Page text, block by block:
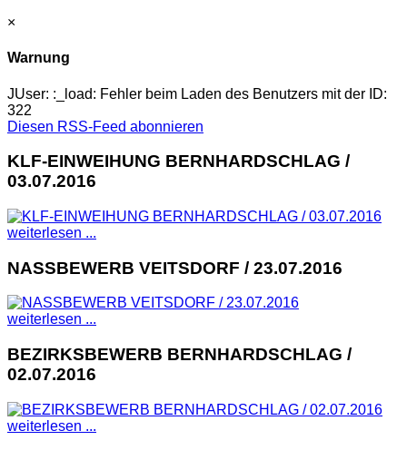
×
Warnung
JUser: :_load: Fehler beim Laden des Benutzers mit der ID:
322
Diesen RSS-Feed abonnieren
KLF-EINWEIHUNG BERNHARDSCHLAG /
03.07.2016
weiterlesen ...
NASSBEWERB VEITSDORF / 23.07.2016
weiterlesen ...
BEZIRKSBEWERB BERNHARDSCHLAG /
02.07.2016
weiterlesen ...